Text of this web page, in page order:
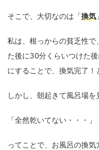
そこで、大切なのは「換気
私は、根っからの貧乏性
た後に30分くらいつけた
にすることで、換気完了！
しかし、朝起きて風呂場を
「全然乾いてない・・・」
ってことで、お風呂の換